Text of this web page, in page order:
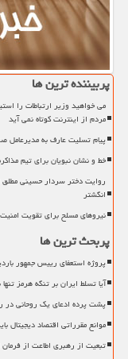
پربیننده ترین ها
می خواهید وزیر ارتباطات را
مردم از اینترنت کوتاه نمی آید
پیام تسلیت عارف به مدیرعامل
خط و نشان نبویان برای تیم
روایت دختر سردار حسینی
انگشتر
نیروهای مسلح برای تقویت امنیت
پربحث ترین ها
پروژه استعفای رییس جمهور
آیا تسلط ایران بر تنگه هرمز
پشت پرده ادعای یک روحانی در رابطه با ۲۸ بار استعفای
موانع مقرراتی اقتصاد دیجیتال
تبعیت از رهبری اطاعت از